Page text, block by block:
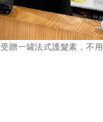
贈一罐法式護髮素，不用